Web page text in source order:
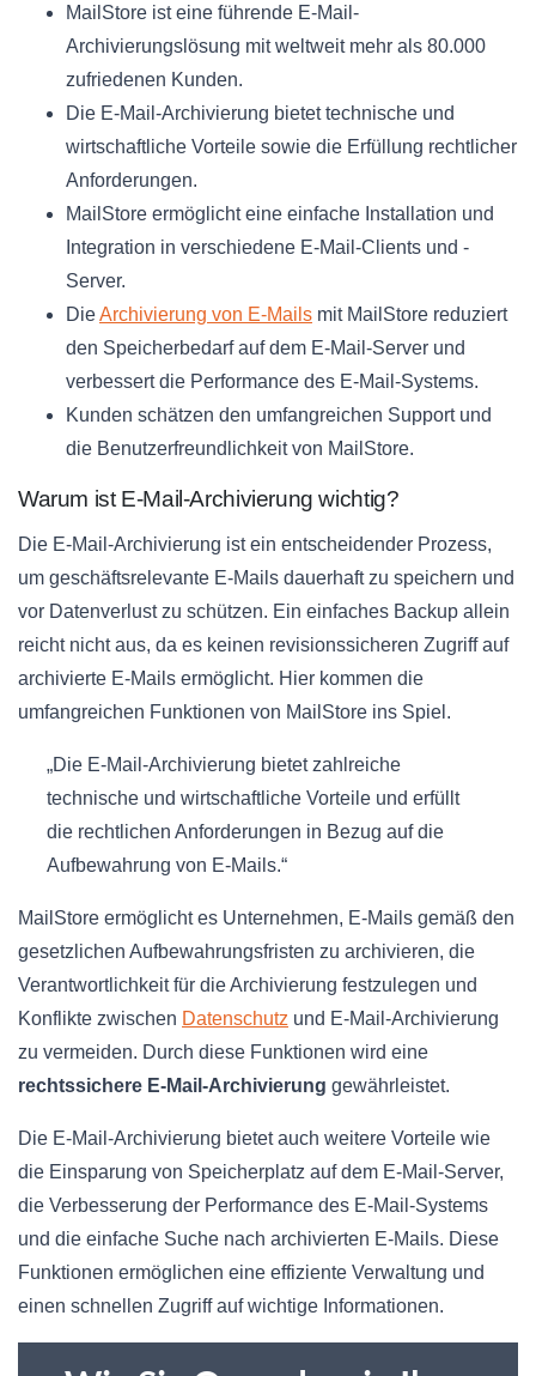
MailStore ist eine führende E-Mail-
Archivierungslösung mit weltweit mehr als 80.000
zufriedenen Kunden.
Die E-Mail-Archivierung bietet technische und
wirtschaftliche Vorteile sowie die Erfüllung rechtlicher
Anforderungen.
MailStore ermöglicht eine einfache Installation und
Integration in verschiedene E-Mail-Clients und -
Server.
DieArchivierung von E-Mails mit MailStore reduziert
den Speicherbedarf auf dem E-Mail-Server und
verbessert die Performance des E-Mail-Systems.
Kunden schätzen den umfangreichen Support und
die Benutzerfreundlichkeit von MailStore.
Warum ist E-Mail-Archivierung wichtig?
Die E-Mail-Archivierung ist ein entscheidender Prozess,
um geschäftsrelevante E-Mails dauerhaft zu speichern und
vor Datenverlust zu schützen. Ein einfaches Backup allein
reicht nicht aus, da es keinen revisionssicheren Zugriff auf
archivierte E-Mails ermöglicht. Hier kommen die
umfangreichen Funktionen von MailStore ins Spiel.
„Die E-Mail-Archivierung bietet zahlreiche
technische und wirtschaftliche Vorteile und erfüllt
die rechtlichen Anforderungen in Bezug auf die
Aufbewahrung von E-Mails.“
MailStore ermöglicht es Unternehmen, E-Mails gemäß den
gesetzlichen Aufbewahrungsfristen zu archivieren, die
Verantwortlichkeit für die Archivierung festzulegen und
Konflikte zwischen Datenschutz und E-Mail-Archivierung
zu vermeiden. Durch diese Funktionen wird eine
rechtssichere E-Mail-Archivierung gewährleistet.
Die E-Mail-Archivierung bietet auch weitere Vorteile wie
die Einsparung von Speicherplatz auf dem E-Mail-Server,
die Verbesserung der Performance des E-Mail-Systems
und die einfache Suche nach archivierten E-Mails. Diese
Funktionen ermöglichen eine effiziente Verwaltung und
einen schnellen Zugriff auf wichtige Informationen.